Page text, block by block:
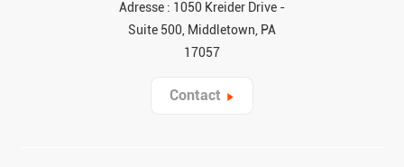
Adresse : 1050 Kreider Drive -
Suite 500, Middletown, PA
17057
Contact